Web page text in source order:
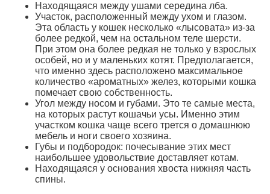
Находящаяся между ушами середина лба.
Участок, расположенный между ухом и глазом.
Эта область у кошек несколько «лысовата» из-за
более редкой, чем на остальном теле шерсти.
При этом она более редкая не только у взрослых
особей, но и у маленьких котят. Предполагается,
что именно здесь расположено максимальное
количество «ароматных» желез, которыми кошка
помечает свою собственность.
Угол между носом и губами. Это те самые места,
на которых растут кошачьи усы. Именно этим
участком кошка чаще всего трется о домашнюю
мебель и ноги своего хозяина.
Губы и подбородок: почесывание этих мест
наибольшее удовольствие доставляет котам.
Находящаяся у основания хвоста нижняя часть
спины.